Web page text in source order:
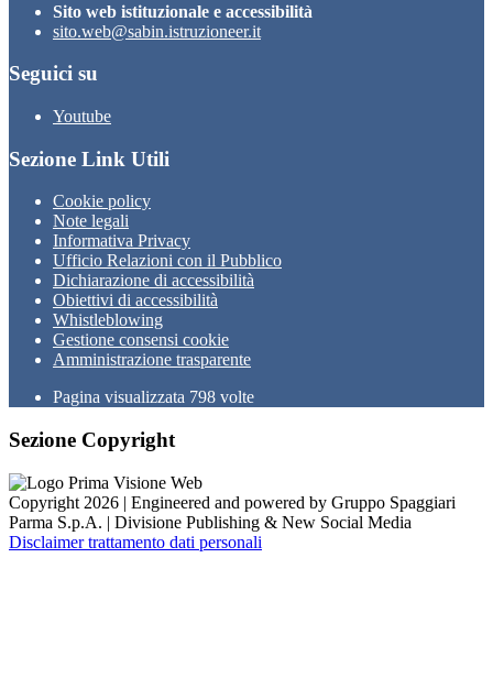
Sito web istituzionale e accessibilità
sito.web@sabin.istruzioneer.it
Seguici su
Youtube
Sezione Link Utili
Cookie policy
Note legali
Informativa Privacy
Ufficio Relazioni con il Pubblico
Dichiarazione di accessibilità
Obiettivi di accessibilità
Whistleblowing
Gestione consensi cookie
Amministrazione trasparente
Pagina visualizzata 798 volte
Sezione Copyright
Copyright 2026 | Engineered and powered by Gruppo Spaggiari
Parma S.p.A. | Divisione Publishing & New Social Media
Disclaimer trattamento dati personali